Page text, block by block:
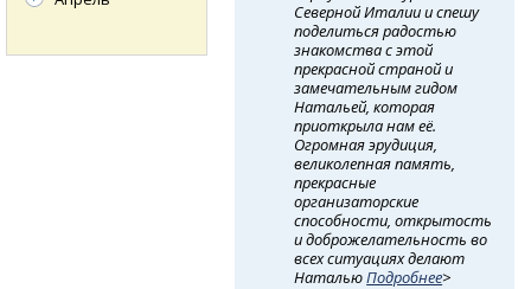
Северной Италии и спешу
поделиться радостью
знакомства с этой
прекрасной страной и
замечательным гидом
Натальей, которая
приоткрыла нам её.
Огромная эрудиция,
великолепная память,
прекрасные
организаторские
способности, открытость
и доброжелательность во
всех ситуациях делают
НатальюПодробнее>